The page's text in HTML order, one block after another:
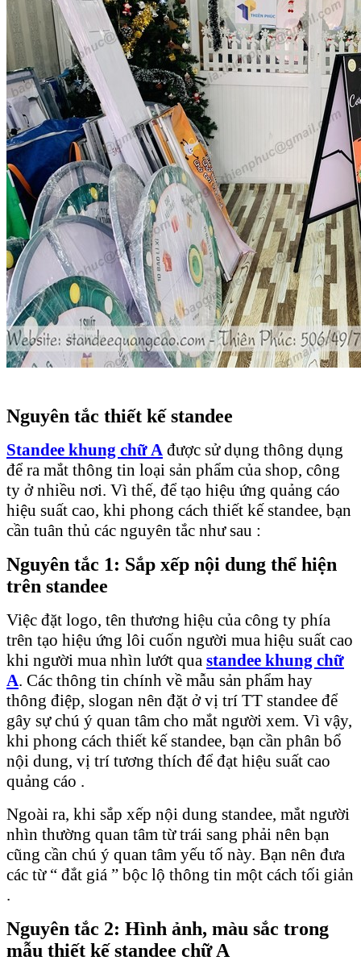
Nguyên tắc thiết kế standee
Standee khung chữ A được sử dụng thông dụng
để ra mắt thông tin loại sản phẩm của shop, công
ty ở nhiều nơi. Vì thế, để tạo hiệu ứng quảng cáo
hiệu suất cao, khi phong cách thiết kế standee, bạn
cần tuân thủ các nguyên tắc như sau :
Nguyên tắc 1: Sắp xếp nội dung thể hiện
trên standee
Việc đặt logo, tên thương hiệu của công ty phía
trên tạo hiệu ứng lôi cuốn người mua hiệu suất cao
khi người mua nhìn lướt qua standee khung chữ
A. Các thông tin chính về mẫu sản phẩm hay
thông điệp, slogan nên đặt ở vị trí TT standee để
gây sự chú ý quan tâm cho mắt người xem. Vì vậy,
khi phong cách thiết kế standee, bạn cần phân bổ
nội dung, vị trí tương thích để đạt hiệu suất cao
quảng cáo .
Ngoài ra, khi sắp xếp nội dung standee, mắt người
nhìn thường quan tâm từ trái sang phải nên bạn
cũng cần chú ý quan tâm yếu tố này. Bạn nên đưa
các từ “ đắt giá ” bộc lộ thông tin một cách tối giản
.
Nguyên tắc 2: Hình ảnh, màu sắc trong
mẫu thiết kế standee chữ A